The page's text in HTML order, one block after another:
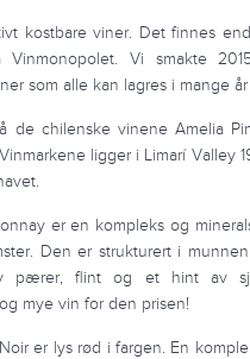
kostbare viner. Det finnes
Vinmonopolet. Vi smakte
som alle kan lagres i mange
de chilenske vinene Amelia
ligger i Limarí Valley
er en kompleks og
Den er strukturert i
pærer, flint og et hint av
mye vin for den prisen!
er lys rød i fargen. En